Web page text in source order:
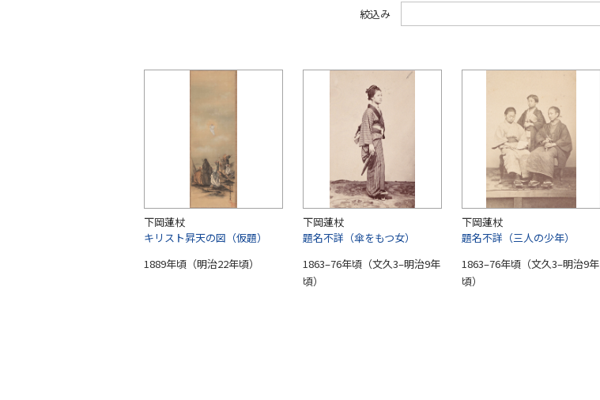
絞込み
下岡蓮杖
キリスト昇天の図（仮題）
1889年頃（明治22年頃）
下岡蓮杖
題名不詳（傘をもつ女）
1863–76年頃（文久3–明治9年
頃）
下岡蓮杖
題名不詳（三人の少年）
1863–76年頃（文久3–明治9年
頃）